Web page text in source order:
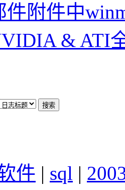
件附件中
& ATI
件 | sql |